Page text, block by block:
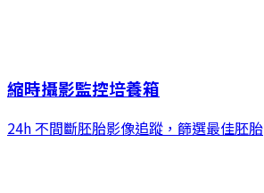
縮時攝影監控培養箱
24h 不間斷胚胎影像追蹤，篩選最佳胚胎